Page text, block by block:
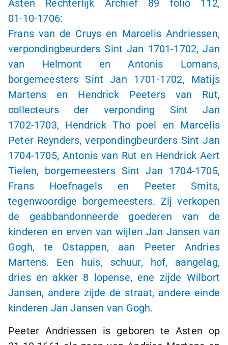
Asten Rechterlijk Archief 89 folio 112,
01-10-1706:
Frans van de Cruys en Marcelis Andriessen,
verpondingbeurdersSint Jan 1701-1702, Jan
van Helmont en Antonis Lomans,
borgemeestersSint Jan 1701-1702, Matijs
Martens en Hendrick Peeters van Rut,
collecteurs der verponding Sint Jan
1702-1703, Hendrick Tho poel en Marcelis
Peter Reynders, verpondingbeurders Sint Jan
1704-1705, Antonis van Rut en Hendrick Aert
Tielen, borgemeesters Sint Jan 1704-1705,
Frans Hoefnagels en Peeter Smits,
tegenwoordige borgemeesters. Zij verkopen
de geabbandonneerde goederen van de
kinderen en erven van wijlen Jan Jansen van
Gogh, te Ostappen, aan Peeter Andries
Martens. Een huis, schuur, hof, aangelag,
dries en akker 8 lopense, ene zijde Wilbort
Jansen, andere zijde de straat, andere einde
kinderen Jan Jansen van Gogh.
Peeter Andriessen is geboren te Asten op